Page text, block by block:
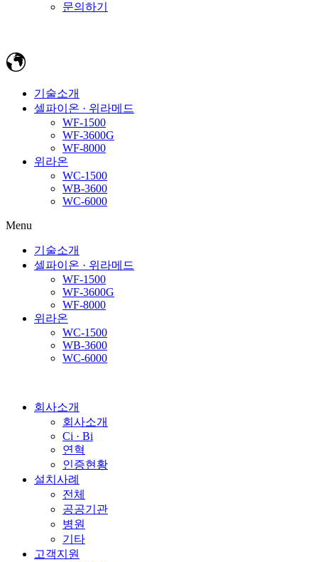
문의하기
기술소개
셀파이온 · 위라메드
WF-1500
WF-3600G
WF-8000
위라온
WC-1500
WB-3600
WC-6000
Menu
기술소개
셀파이온 · 위라메드
WF-1500
WF-3600G
WF-8000
위라온
WC-1500
WB-3600
WC-6000
회사소개
회사소개
Ci · Bi
연혁
인증현황
설치사례
전체
공공기관
병원
기타
고객지원